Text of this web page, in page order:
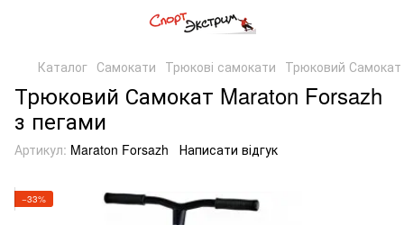
Каталог Самокати Трюкові самокати Трюковий
Трюковий Самокат Maraton Forsazh
з пегами
Артикул: Maraton Forsazh Написати відгук
−33%